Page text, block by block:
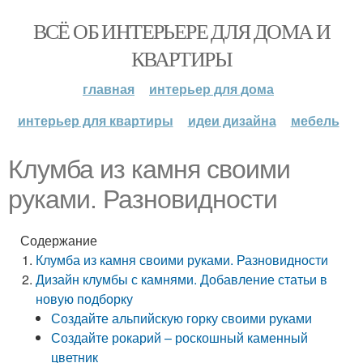
ВСЁ ОБ ИНТЕРЬЕРЕ ДЛЯ ДОМА И
КВАРТИРЫ
главная
интерьер для дома
интерьер для квартиры
идеи дизайна мебель
Клумба из камня своими
руками. Разновидности
Содержание
Клумба из камня своими руками. Разновидности
Дизайн клумбы с камнями. Добавление статьи в
новую подборку
Создайте альпийскую горку своими руками
Создайте рокарий – роскошный каменный
цветник